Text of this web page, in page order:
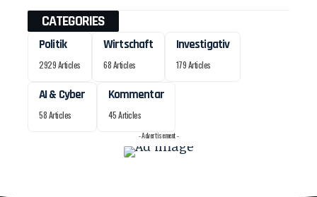
CATEGORIES
Politik
2929 Articles
Wirtschaft
68 Articles
Investigativ
179 Articles
AI & Cyber
58 Articles
Kommentar
45 Articles
- Advertisement -